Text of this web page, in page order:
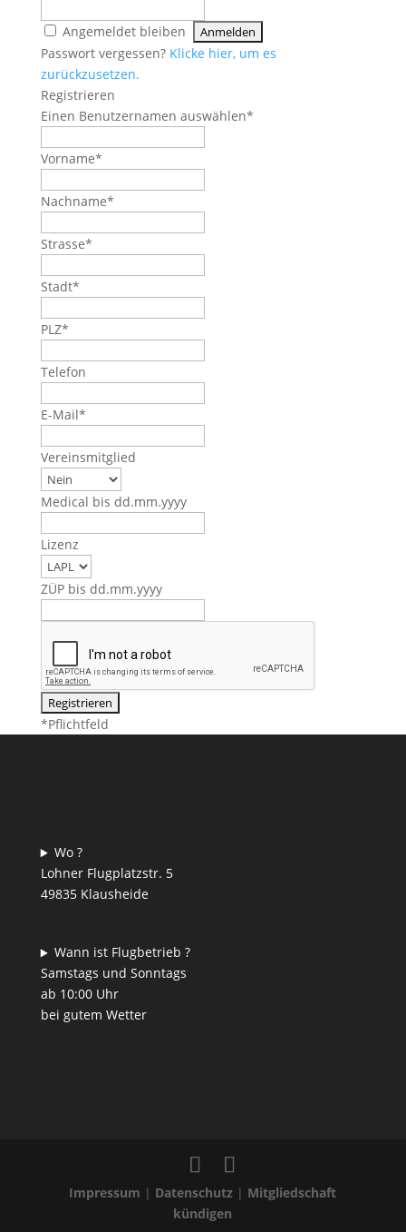
Angemeldet bleiben
Passwort vergessen? Klicke hier, um es
zurückzusetzen.
Registrieren
Einen Benutzernamen auswählen*
Vorname*
Nachname*
Strasse*
Stadt*
PLZ*
Telefon
E-Mail*
Vereinsmitglied
Medical bis dd.mm.yyyy
Lizenz
ZÜP bis dd.mm.yyyy
*Pflichtfeld
Wo ?
Lohner Flugplatzstr. 5
49835 Klausheide
Wann ist Flugbetrieb ?
Samstags und Sonntags
ab 10:00 Uhr
bei gutem Wetter
Impressum | Datenschutz | Mitgliedschaft
kündigen